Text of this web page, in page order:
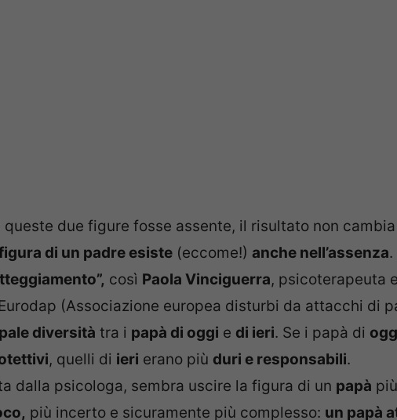
queste due figure fosse assente, il risultato non
di un padre esiste (eccome!) anche nell’assenza.
così Paola Vinciguerra, psicoterapeuta e
(Associazione europea disturbi da attacchi di
diversità tra i papà di oggi e di ieri. Se i papà di
, quelli di ieri erano più duri e responsabili.
dalla psicologa, sembra uscire la figura di un papà più
più incerto e sicuramente più complesso: un papà